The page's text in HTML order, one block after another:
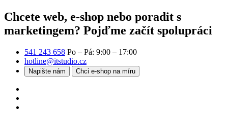
Chcete web, e-shop nebo poradit s
marketingem? Pojďme začít spolupráci
541 243 658 Po – Pá: 9:00 – 17:00
hotline@itstudio.cz
Napište nám Chci e-shop na míru